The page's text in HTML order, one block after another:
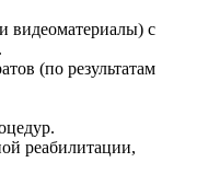
видеоматериалы) с
(по результатам
реабилитации,